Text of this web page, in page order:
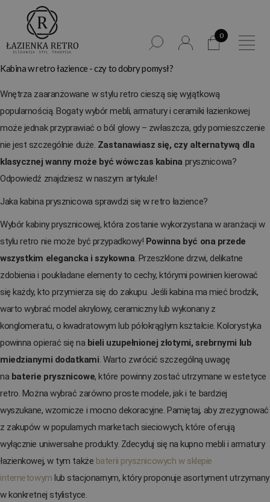
0
Kabina w retro łazience - czy to dobry pomysł?
Wnętrza zaaranżowane w stylu retro cieszą się wyjątkową
popularnością. Bogaty wybór mebli, armatury i ceramiki łazienkowej
może jednak przyprawiać o ból głowy – zwłaszcza, gdy pomieszczenie
nie jest szczególnie duże. Zastanawiasz się, czy alternatywą dla
klasycznej wanny może być wówczas kabina prysznicowa?
Odpowiedź znajdziesz w naszym artykule!
Jaka kabina prysznicowa sprawdzi się w retro łazience?
Wybór kabiny prysznicowej, która zostanie wykorzystana w aranżacji w
stylu retro nie może być przypadkowy! Powinna być ona przede
wszystkim elegancka i szykowna. Przeszklone drzwi, delikatne
zdobienia i poukładane elementy to cechy, którymi powinien kierować
się każdy, kto przymierza się do zakupu. Jeśli kabina ma mieć brodzik,
warto wybrać model akrylowy, ceramiczny lub wykonany z
konglomeratu, o kwadratowym lub półokrągłym kształcie. Kolorystyka
powinna opierać się na bieli uzupełnionej złotymi, srebrnymi lub
miedzianymi dodatkami. Warto zwrócić szczególną uwagę
na baterie prysznicowe, które powinny zostać utrzymane w estetyce
retro. Można wybrać zarówno proste modele, jak i te bardziej
wyszukane, wzornicze i mocno dekoracyjne. Pamiętaj, aby zrezygnować
z zakupów w popularnych marketach sieciowych, które oferują
wyłącznie uniwersalne produkty. Zdecyduj się na kupno mebli i armatury
łazienkowej, w tym także baterii prysznicowych w sklepie
internetowym lub stacjonarnym, który proponuje asortyment utrzymany
w konkretnej stylistyce.